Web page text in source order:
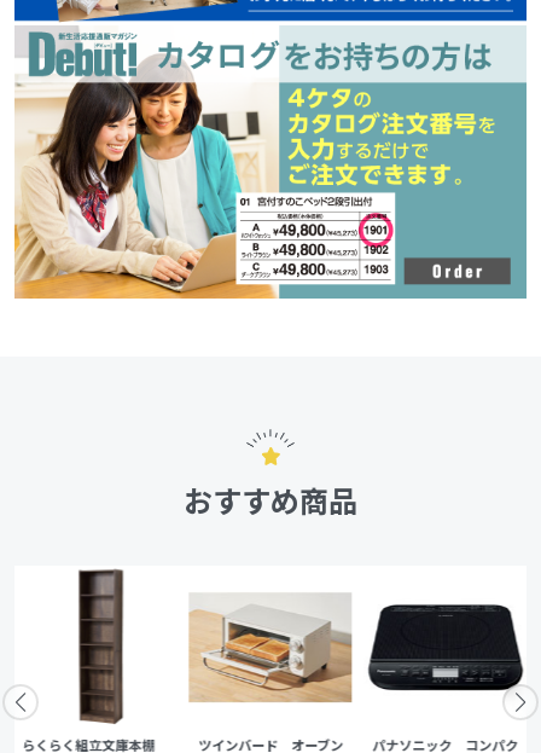
おすすめ商品
らくらく組立文庫本棚
ツインバード オーブン
パナソニック コンパク